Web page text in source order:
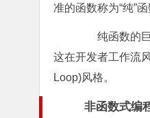
准的函数称为“纯”函
纯函数的巨
这在开发者工作流
Loop)风格。
非函数式编